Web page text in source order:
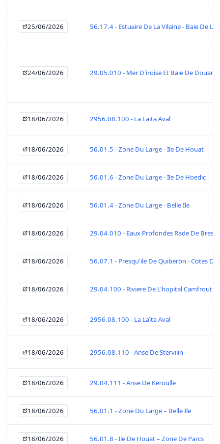
25/06/2026 56.17.4 - Estuaire De La Vilaine - Baie De La
24/06/2026 29.05.010 - Mer D'iroise Et Baie De
18/06/2026 2956.08.100 - La Laïta Aval
18/06/2026 56.01.5 - Zone Du Large - Ile De Houat
18/06/2026 56.01.6 - Zone Du Large - Ile De Hoedic
18/06/2026 56.01.4 - Zone Du Large - Belle Ile
18/06/2026 29.04.010 - Eaux Profondes Rade De Brest
18/06/2026 56.07.1 - Presqu'ile De Quiberon - Cotes
18/06/2026 29.04.100 - Riviere De L'hopital Camfrout
18/06/2026 2956.08.100 - La Laïta Aval
18/06/2026 2956.08.110 - Anse De Stervilin
18/06/2026 29.04.111 - Anse De Keroulle
18/06/2026 56.01.1 - Zone Du Large – Belle Ile
18/06/2026 56.01.8 - Ile De Houat – Zone De Parcs